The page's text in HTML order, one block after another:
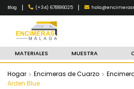
Blog | (+34) 678186025 |
MATERIALES MUESTRA
Hogar Encimeras de Cuarzo
Arden Blue